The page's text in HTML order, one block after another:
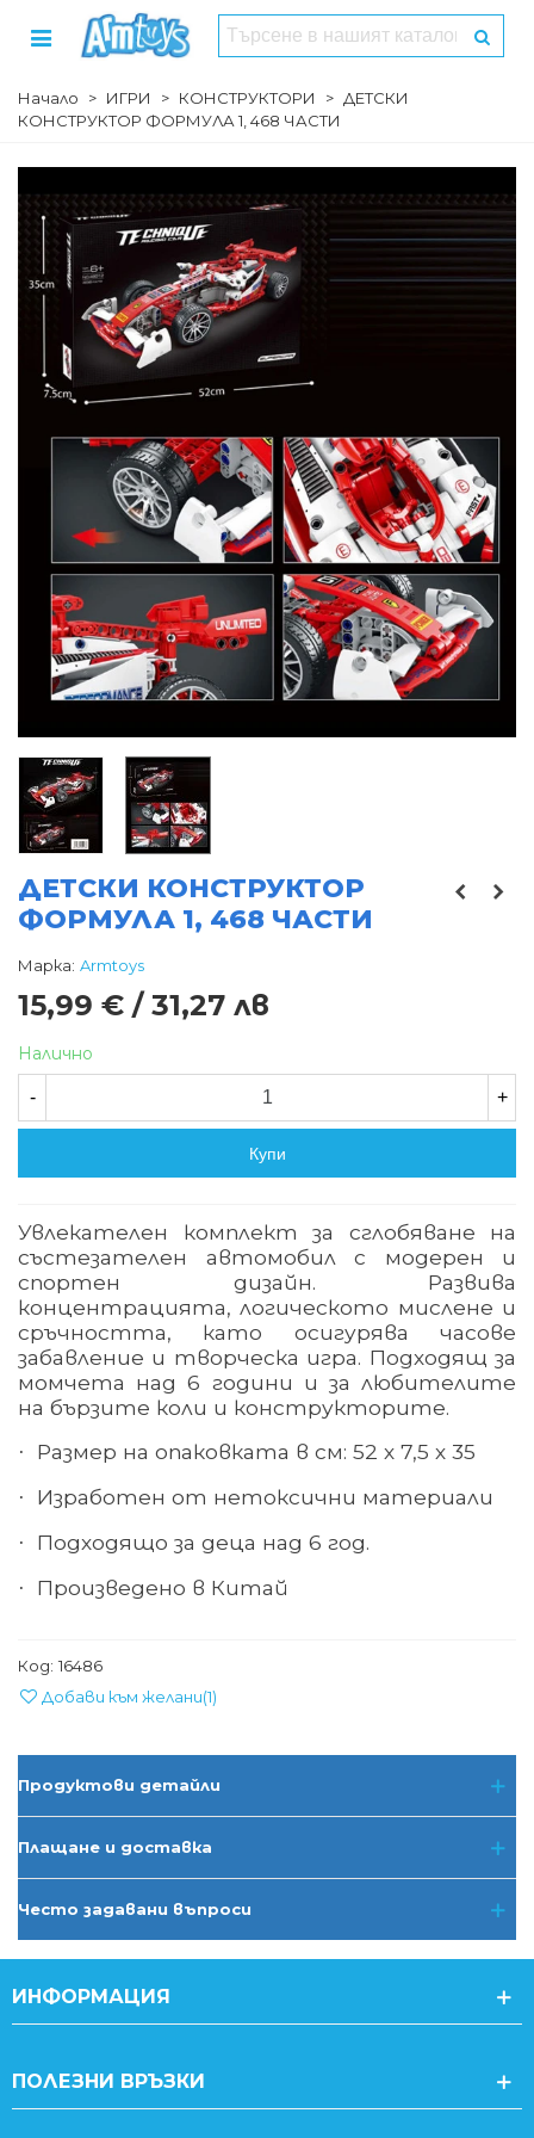
Начало > ИГРИ > КОНСТРУКТОРИ > ДЕТСКИ
КОНСТРУКТОР ФОРМУЛА 1, 468 ЧАСТИ
ДЕТСКИ КОНСТРУКТОР
ФОРМУЛА 1, 468 ЧАСТИ
Марка: Armtoys
15,99 € / 31,27 лв
Налично
- +
Купи
Увлекателен комплект за сглобяване на
състезателен автомобил с модерен и
спортен дизайн. Развива
концентрацията, логическото мислене и
сръчността, като осигурява часове
забавление и творческа игра. Подходящ за
момчета над 6 години и за любителите
на бързите коли и конструкторите.
· Размер на опаковката в см: 52 х 7,5 х 35
· Изработен от нетоксични материали
· Подходящо за деца над 6 год.
· Произведено в Китай
Код: 16486
Добави към желани(1)
Продуктови детайли
Плащане и доставка
Често задавани въпроси
ИНФОРМАЦИЯ
ПОЛЕЗНИ ВРЪЗКИ